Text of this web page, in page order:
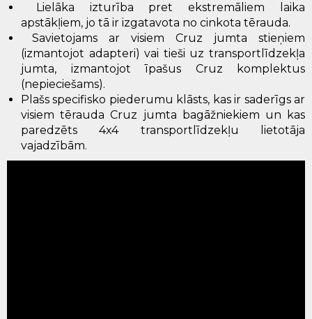
Lielāka izturība pret ekstremāliem laika
apstākļiem, jo tā ir izgatavota no cinkota tērauda.
Savietojams ar visiem Cruz jumta stieņiem
(izmantojot adapteri) vai tieši uz transportlīdzekļa
jumta, izmantojot īpašus Cruz komplektus
(nepieciešams).
Plašs specifisko piederumu klāsts, kas ir saderīgs ar
visiem tērauda Cruz jumta bagāžniekiem un kas
paredzēts 4x4 transportlīdzekļu lietotāja
vajadzībām.